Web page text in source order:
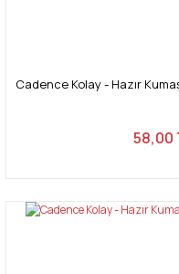
Cadence Kolay - Hazır
58,00